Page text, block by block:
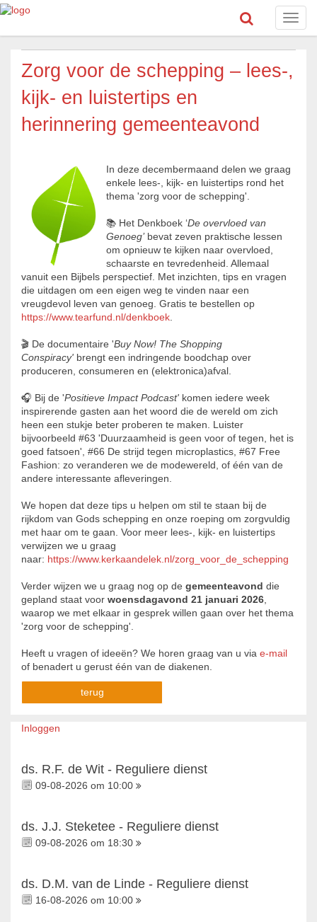
Zorg voor de schepping – lees-,
kijk- en luistertips en
herinnering gemeenteavond
In deze decembermaand delen we graag
enkele lees-, kijk- en luistertips rond het
thema 'zorg voor de schepping'.
📚 Het Denkboek ‘De overvloed van
Genoeg’bevat zeven praktische lessen
om opnieuw te kijken naar overvloed,
schaarste en tevredenheid. Allemaal
vanuit een Bijbels perspectief. Met inzichten, tips en vragen
die uitdagen om een eigen weg te vinden naar een
vreugdevol leven van genoeg. Gratis te bestellen op
https://www.tearfund.nl/denkboek.
🎬 De documentaire 'Buy Now! The Shopping
Conspiracy' brengt een indringende boodchap over
produceren, consumeren en (elektronica)afval.
🎧 Bij de 'Positieve Impact Podcast' komen iedere week
inspirerende gasten aan het woord die de wereld om zich
heen een stukje beter proberen te maken. Luister
bijvoorbeeld #63 'Duurzaamheid is geen voor of tegen, het is
goed fatsoen', #66 De strijd tegen microplastics, #67 Free
Fashion: zo veranderen we de modewereld, of één van de
andere interessante afleveringen.
We hopen dat deze tips u helpen om stil te staan bij de
rijkdom van Gods schepping en onze roeping om zorgvuldig
met haar om te gaan. Voor meer lees-, kijk- en luistertips
verwijzen we u graag
naar: https://www.kerkaandelek.nl/zorg_voor_de_schepping
Verder wijzen we u graag nog op de gemeenteavond die
gepland staat voor woensdagavond 21 januari 2026,
waarop we met elkaar in gesprek willen gaan over het thema
'zorg voor de schepping'.
Heeft u vragen of ideeën? We horen graag van u via e-mail
of benadert u gerust één van de diakenen.
terug
Inloggen
ds. R.F. de Wit - Reguliere dienst
09-08-2026 om 10:00
ds. J.J. Steketee - Reguliere dienst
09-08-2026 om 18:30
ds. D.M. van de Linde - Reguliere dienst
16-08-2026 om 10:00